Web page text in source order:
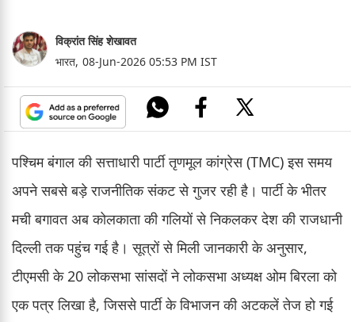
विक्रांत सिंह शेखावत
भारत, 08-Jun-2026 05:53 PM IST
पश्चिम बंगाल की सत्ताधारी पार्टी तृणमूल कांग्रेस (TMC) इस समय
अपने सबसे बड़े राजनीतिक संकट से गुजर रही है। पार्टी के भीतर
मची बगावत अब कोलकाता की गलियों से निकलकर देश की राजधानी
दिल्ली तक पहुंच गई है। सूत्रों से मिली जानकारी के अनुसार,
टीएमसी के 20 लोकसभा सांसदों ने लोकसभा अध्यक्ष ओम बिरला को
एक पत्र लिखा है, जिससे पार्टी के विभाजन की अटकलें तेज हो गई